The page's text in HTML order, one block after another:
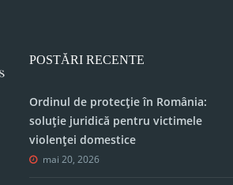
POSTĂRI RECENTE
Ordinul de protecție în România:
soluție juridică pentru victimele
violenței domestice
mai 20, 2026